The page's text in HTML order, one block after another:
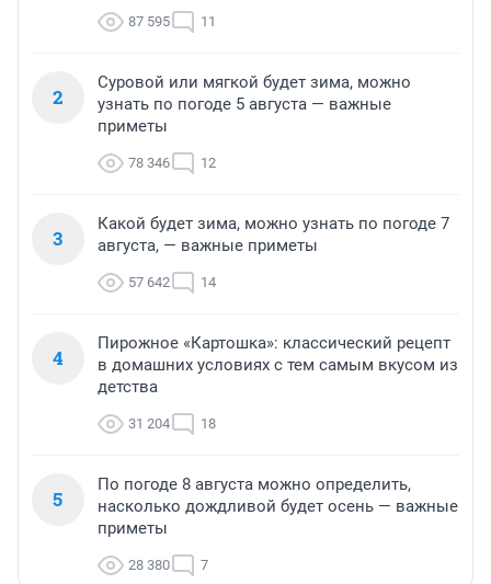
87 595 11
2
Суровой или мягкой будет зима, можно
узнать по погоде 5 августа — важные
приметы
78 346 12
3
Какой будет зима, можно узнать по погоде 7
августа, — важные приметы
57 642 14
4
Пирожное «Картошка»: классический рецепт
в домашних условиях с тем самым вкусом из
детства
31 204 18
5
По погоде 8 августа можно определить,
насколько дождливой будет осень — важные
приметы
28 380 7